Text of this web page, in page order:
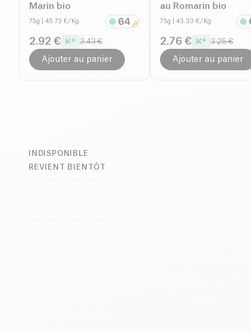
Marin bio
75g | 45.73 €/Kg
2.92 € 3.43 €
Ajouter au panier
au Romarin bio
75g | 43.33 €/Kg
2.76 € 3.25 €
Ajouter au panier
INDISPONIBLE
REVIENT BIENTÔT